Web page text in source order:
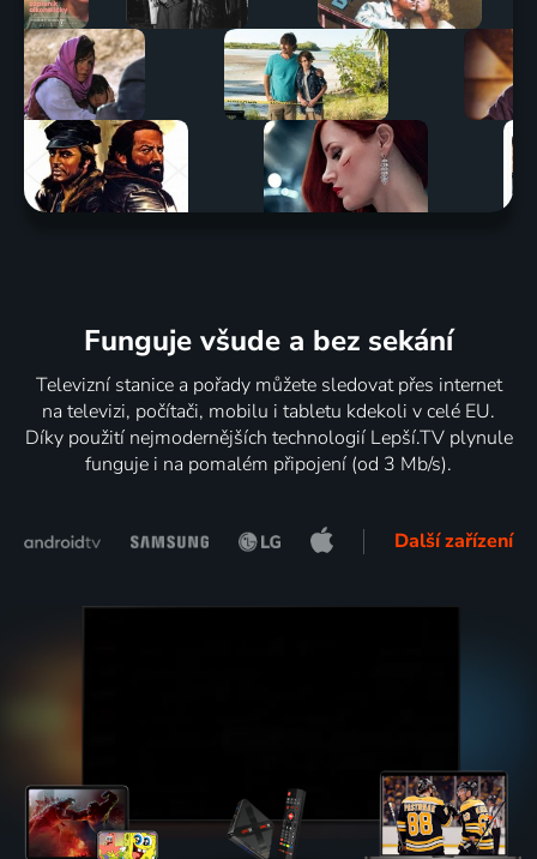
Funguje všude a bez sekání
Televizní stanice a pořady můžete sledovat přes internet
na televizi, počítači, mobilu i tabletu kdekoli v celé EU.
Díky použití nejmodernějších technologií Lepší.TV plynule
funguje i na pomalém připojení (od 3 Mb/s).
Další zařízení